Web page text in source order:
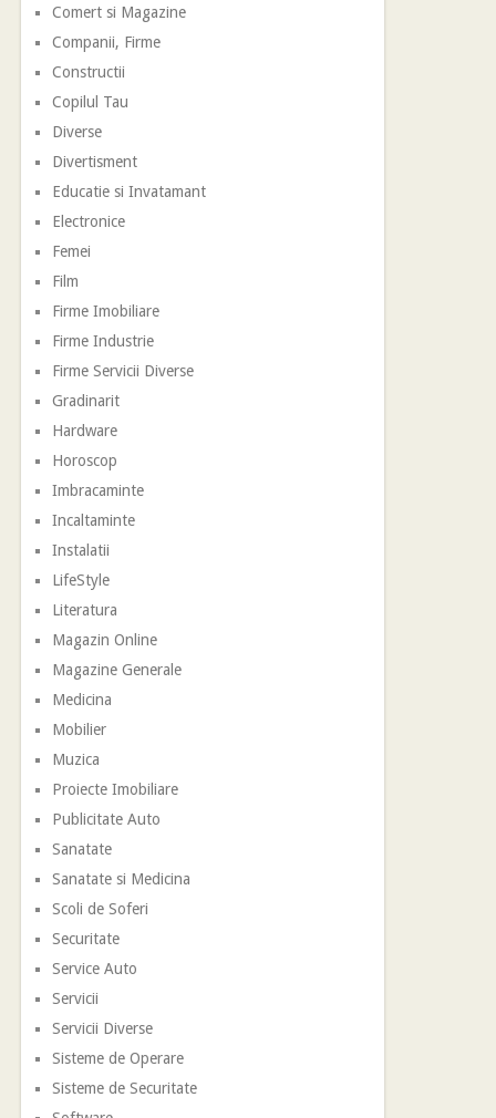
Comert si Magazine
Companii, Firme
Constructii
Copilul Tau
Diverse
Divertisment
Educatie si Invatamant
Electronice
Femei
Film
Firme Imobiliare
Firme Industrie
Firme Servicii Diverse
Gradinarit
Hardware
Horoscop
Imbracaminte
Incaltaminte
Instalatii
LifeStyle
Literatura
Magazin Online
Magazine Generale
Medicina
Mobilier
Muzica
Proiecte Imobiliare
Publicitate Auto
Sanatate
Sanatate si Medicina
Scoli de Soferi
Securitate
Service Auto
Servicii
Servicii Diverse
Sisteme de Operare
Sisteme de Securitate